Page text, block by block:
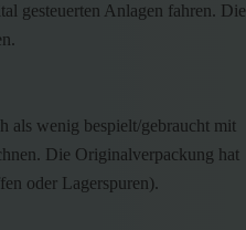
gesteuerten Anlagen fahren. Die
als wenig bespielt/gebraucht mit
Die Originalverpackung hat
oder Lagerspuren).